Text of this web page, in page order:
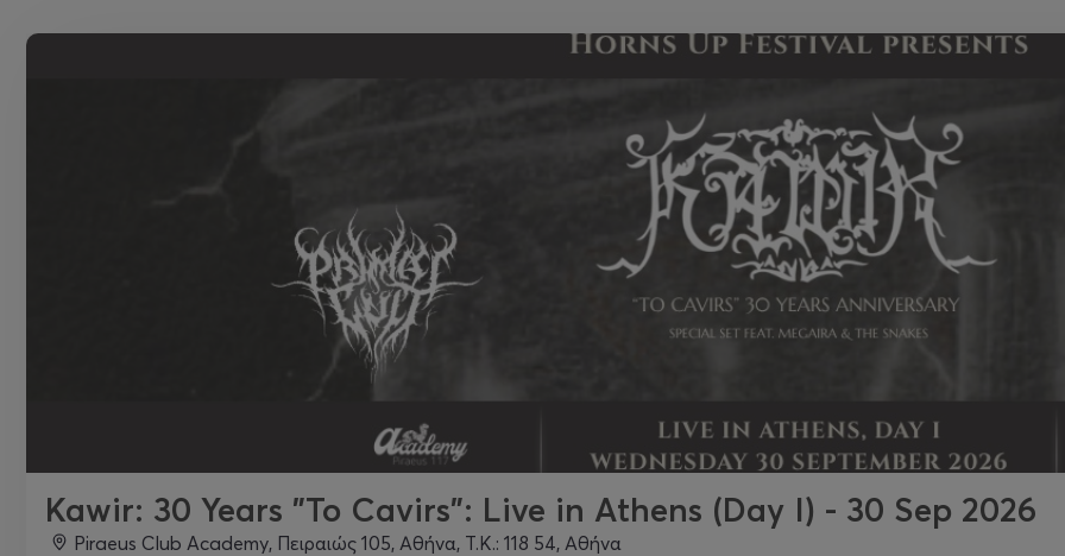
Kawir: 30 Years "To Cavirs": Live in Athens (Day I) - 30 Sep 2026
Piraeus Club Academy, Πειραιώς 105, Αθήνα, Τ.Κ.: 118 54, Αθήνα